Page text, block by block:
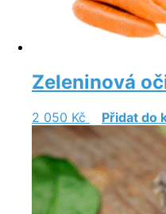
Zeleninová
2 050 Kč Přidat do